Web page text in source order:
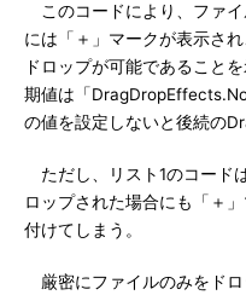
このコードにより、ファ
には「＋」マークが表示さ
ドロップが可能であること
期値は「
の値を設定しないと後続の
ただし、リスト1のコード
ロップされた場合にも「＋
付けてしまう。
厳密にファイルのみをド